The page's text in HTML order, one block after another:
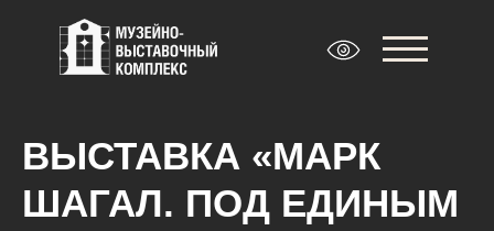
ВЫСТАВКА «МАРК
ШАГАЛ. ПОД ЕДИНЫМ